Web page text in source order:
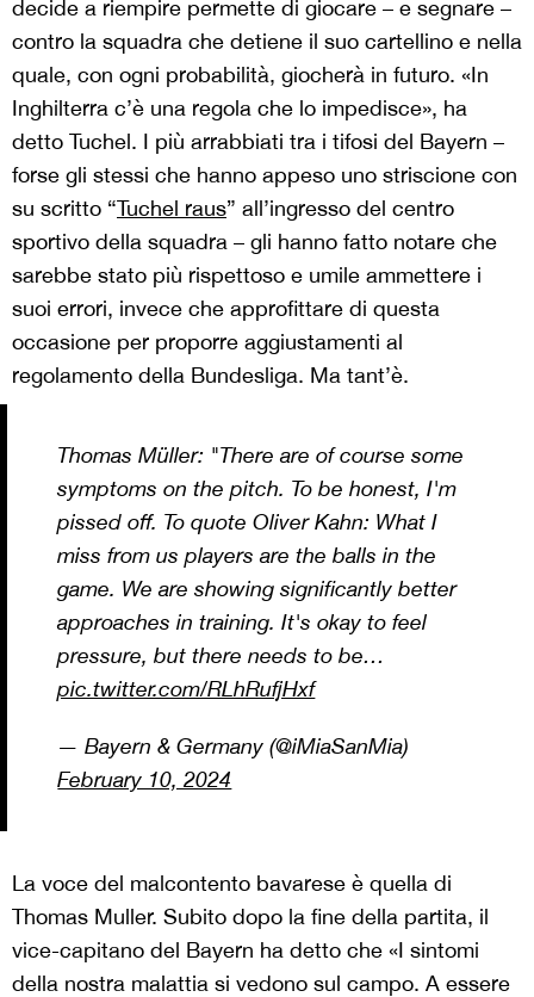
decide a riempire permette di giocare – e segnare –
contro la squadra che detiene il suo cartellino e nella
quale, con ogni probabilità, giocherà in futuro. «In
Inghilterra c’è una regola che lo impedisce», ha
detto Tuchel. I più arrabbiati tra i tifosi del Bayern –
forse gli stessi che hanno appeso uno striscione con
su scritto “Tuchel raus” all’ingresso del centro
sportivo della squadra – gli hanno fatto notare che
sarebbe stato più rispettoso e umile ammettere i
suoi errori, invece che approfittare di questa
occasione per proporre aggiustamenti al
regolamento della Bundesliga. Ma tant’è.
Thomas Müller: "There are of course some
symptoms on the pitch. To be honest, I'm
pissed off. To quote Oliver Kahn: What I
miss from us players are the balls in the
game. We are showing significantly better
approaches in training. It's okay to feel
pressure, but there needs to be…
pic.twitter.com/RLhRufjHxf
— Bayern & Germany (@iMiaSanMia)
February 10, 2024
La voce del malcontento bavarese è quella di
Thomas Muller. Subito dopo la fine della partita, il
vice-capitano del Bayern ha detto che «I sintomi
della nostra malattia si vedono sul campo. A essere